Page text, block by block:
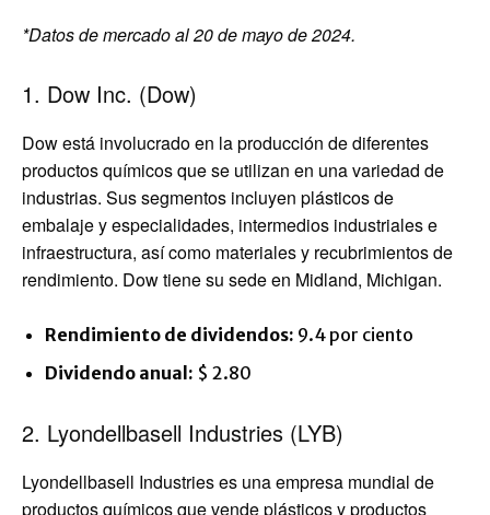
*Datos de mercado al 20 de mayo de 2024.
1. Dow Inc. (Dow)
Dow está involucrado en la producción de diferentes
productos químicos que se utilizan en una variedad de
industrias. Sus segmentos incluyen plásticos de
embalaje y especialidades, intermedios industriales e
infraestructura, así como materiales y recubrimientos de
rendimiento. Dow tiene su sede en Midland, Michigan.
Rendimiento de dividendos: 9.4 por ciento
Dividendo anual: $ 2.80
2. Lyondellbasell Industries (LYB)
Lyondellbasell Industries es una empresa mundial de
productos químicos que vende plásticos y productos